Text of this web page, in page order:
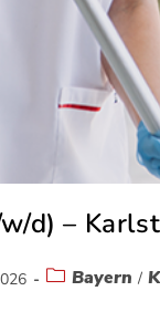
d) –
Bayern /